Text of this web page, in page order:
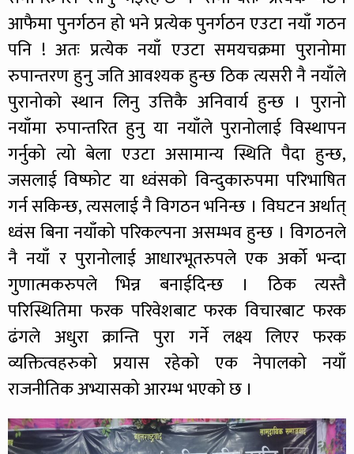
आफैमा पुनर्गठन हो भने प्रत्येक पुनर्गठन एउटा नयाँ गठन
पनि ! अतः प्रत्येक नयाँ एउटा समयचक्रमा पुरानोमा
रुपान्तरण हुनु जति आवश्यक हुन्छ ठिक त्यसरी नै नयाँले
पुरानोको स्थान लिनु उत्तिकै अनिवार्य हुन्छ । पुरानो
नयाँमा रुपान्तरित हुनु या नयाँले पुरानोलाई विस्थापन
गर्नुको त्यो बेला एउटा असामान्य स्थिति पैदा हुन्छ,
जसलाई विष्फोट या ध्वंसको विन्दुकारुपमा परिभाषित
गर्न सकिन्छ, त्यसलाई नै विगठन भनिन्छ । विघटन अर्थात्
ध्वंस बिना नयाँको परिकल्पना असम्भव हुन्छ । विगठनले
नै नयाँ र पुरानोलाई आधारभूतरुपले एक अर्को भन्दा
गुणात्मकरुपले भिन्न बनाईदिन्छ । ठिक त्यस्तै
परिस्थितिमा फरक परिवेशबाट फरक विचारबाट फरक
ढंगले अधुरा क्रान्ति पुरा गर्ने लक्ष्य लिएर फरक
व्यक्तित्वहरुको प्रयास रहेको एक नेपालको नयाँ
राजनीतिक अभ्यासको आरम्भ भएको छ ।